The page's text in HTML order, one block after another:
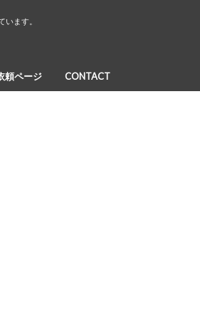
ます。
頼ページ CONTACT